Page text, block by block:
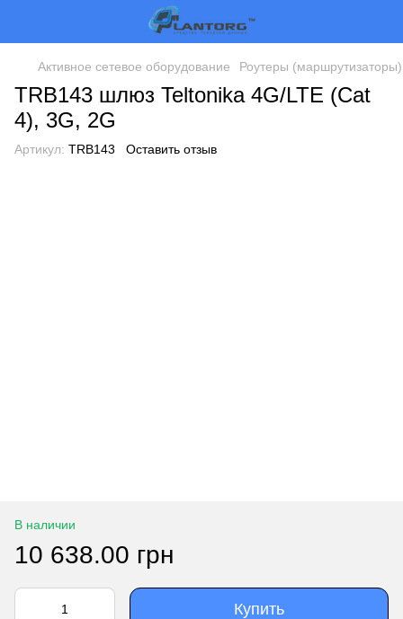
Активное сетевое оборудование Роутеры (маршрутизаторы)
TRB143 шлюз Teltonika 4G/LTE (Cat
4), 3G, 2G
Артикул: TRB143 Оставить отзыв
В наличии
10 638.00 грн
Купить